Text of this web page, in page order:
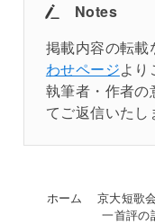
Notes
掲載内容の転載
わせページより
執筆者・作者の
てご返信いたし
ホーム 京大短歌
一首評の